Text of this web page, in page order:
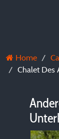
Home
Chalet Des